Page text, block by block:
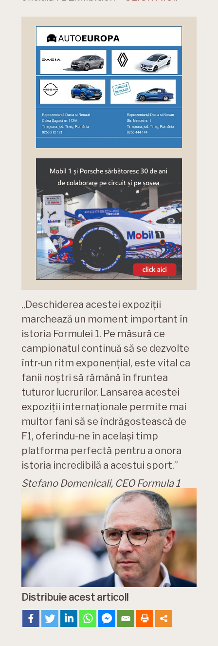
„Deschiderea acestei expoziții
marchează un moment important în
istoria Formulei 1. Pe măsură ce
campionatul continuă să se dezvolte
într-un ritm exponențial, este vital ca
fanii noștri să rămână în fruntea
tuturor lucrurilor. Lansarea acestei
expoziții internaționale permite mai
multor fani să se îndrăgostească de
F1, oferindu-ne în același timp
platforma perfectă pentru a onora
istoria incredibilă a acestui sport.”
Stefano Domenicali, CEO Formula 1
Distribuie acest articol!